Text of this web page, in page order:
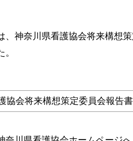
神奈川県看護協会将来構想
協会将来構想策定委員会報告